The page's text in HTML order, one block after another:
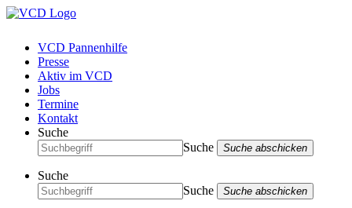
VCD Pannenhilfe
Presse
Aktiv im VCD
Jobs
Termine
Kontakt
Suche
Suche
Suche abschicken
Suche
Suche
Suche abschicken